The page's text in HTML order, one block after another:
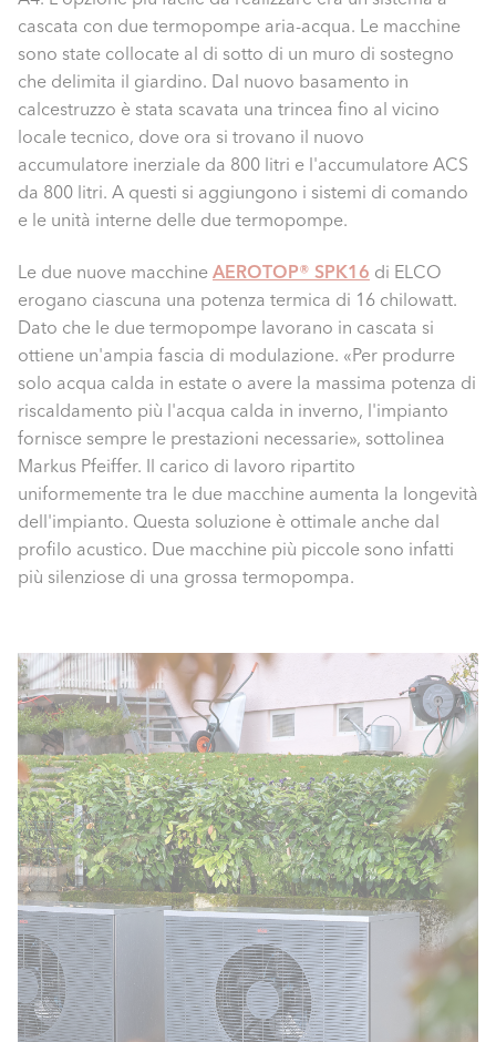
cascata con due termopompe aria-acqua. Le macchine
sono state collocate al di sotto di un muro di sostegno
che delimita il giardino. Dal nuovo basamento in
calcestruzzo è stata scavata una trincea fino al vicino
locale tecnico, dove ora si trovano il nuovo
accumulatore inerziale da 800 litri e l'accumulatore ACS
da 800 litri. A questi si aggiungono i sistemi di comando
e le unità interne delle due termopompe.
Le due nuove macchine AEROTOP® SPK16 di ELCO
erogano ciascuna una potenza termica di 16 chilowatt.
Dato che le due termopompe lavorano in cascata si
ottiene un'ampia fascia di modulazione. «Per produrre
solo acqua calda in estate o avere la massima potenza di
riscaldamento più l'acqua calda in inverno, l'impianto
fornisce sempre le prestazioni necessarie», sottolinea
Markus Pfeiffer. Il carico di lavoro ripartito
uniformemente tra le due macchine aumenta la longevità
dell'impianto. Questa soluzione è ottimale anche dal
profilo acustico. Due macchine più piccole sono infatti
più silenziose di una grossa termopompa.